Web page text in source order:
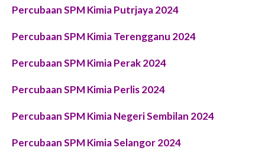
Percubaan SPM Kimia Putrjaya 2024
Percubaan SPM Kimia Terengganu 2024
Percubaan SPM Kimia Perak 2024
Percubaan SPM Kimia Perlis 2024
Percubaan SPM Kimia Negeri Sembilan 2024
Percubaan SPM Kimia Selangor 2024